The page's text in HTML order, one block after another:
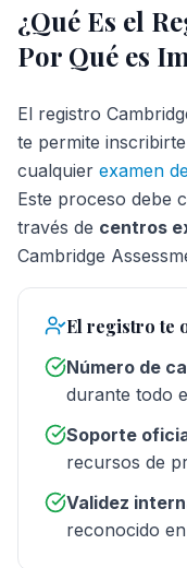
¿Qué Es el
Por Qué es
El registro
te permite
cualquier examen
Este proceso debe
través de centros
Cambridge
El registro te
Número de
durante todo
Soporte
recursos de
Validez
reconocido